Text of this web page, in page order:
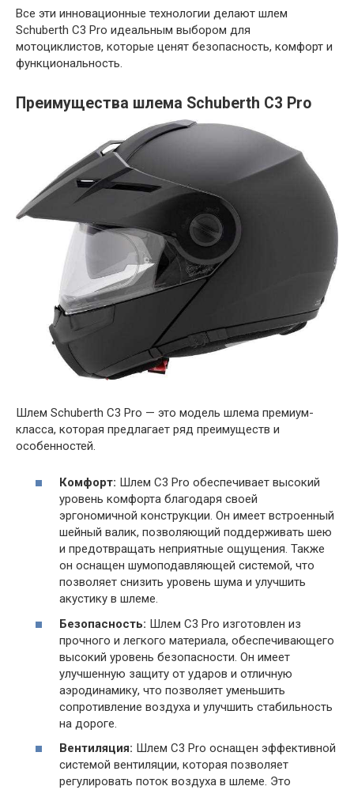
Все эти инновационные технологии делают шлем
Schuberth C3 Pro идеальным выбором для
мотоциклистов, которые ценят безопасность, комфорт и
функциональность.
Преимущества шлема Schuberth C3 Pro
Шлем Schuberth C3 Pro — это модель шлема премиум-
класса, которая предлагает ряд преимуществ и
особенностей.
Комфорт: Шлем C3 Pro обеспечивает высокий
уровень комфорта благодаря своей
эргономичной конструкции. Он имеет встроенный
шейный валик, позволяющий поддерживать шею
и предотвращать неприятные ощущения. Также
он оснащен шумоподавляющей системой, что
позволяет снизить уровень шума и улучшить
акустику в шлеме.
Безопасность: Шлем C3 Pro изготовлен из
прочного и легкого материала, обеспечивающего
высокий уровень безопасности. Он имеет
улучшенную защиту от ударов и отличную
аэродинамику, что позволяет уменьшить
сопротивление воздуха и улучшить стабильность
на дороге.
Вентиляция: Шлем C3 Pro оснащен эффективной
системой вентиляции, которая позволяет
регулировать поток воздуха в шлеме. Это